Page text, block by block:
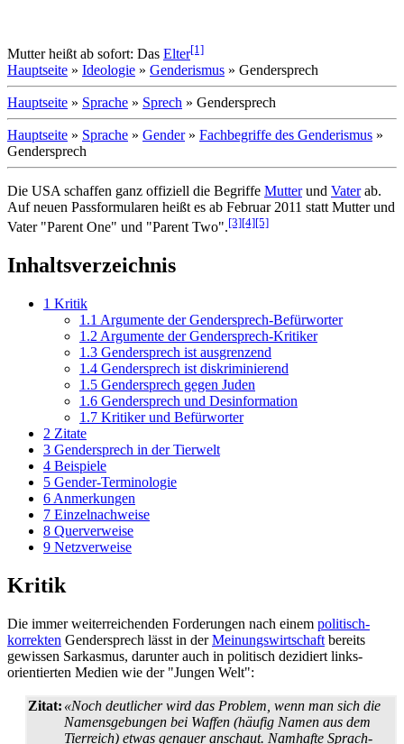
Mutter heißt ab sofort: Das Elter[1]
Hauptseite » Ideologie » Genderismus » Gendersprech
Hauptseite » Sprache » Sprech » Gendersprech
Hauptseite » Sprache » Gender» Fachbegriffe des Genderismus »
Gendersprech
Die USA schaffen ganz offiziell die Begriffe Mutterund Vaterab.
Auf neuen Passformularen heißt es ab Februar 2011 statt Mutter und
Vater "Parent One" und "Parent Two".[3][4][5]
Inhaltsverzeichnis
1 Kritik
1.1 Argumente der Gendersprech-Befürworter
1.2 Argumente der Gendersprech-Kritiker
1.3 Gendersprech ist ausgrenzend
1.4 Gendersprech ist diskriminierend
1.5 Gendersprech gegen Juden
1.6 Gendersprech und Desinformation
1.7 Kritiker und Befürworter
2 Zitate
3 Gendersprech in der Tierwelt
4 Beispiele
5 Gender-Terminologie
6 Anmerkungen
7 Einzelnachweise
8 Querverweise
9 Netzverweise
Kritik
Die immer weiterreichenden Forderungen nach einem politisch-
korrekten Gendersprech lässt in derMeinungswirtschaft bereits
gewissen Sarkasmus, darunter auch in politisch dezidiert links­
orientierten Medien wie der "Jungen Welt":
Zitat: «Noch deutlicher wird das Problem, wenn man sich die
Namens­gebungen bei Waffen (häufig Namen aus dem
Tierreich) etwas genauer anschaut. Namhafte Sprach­